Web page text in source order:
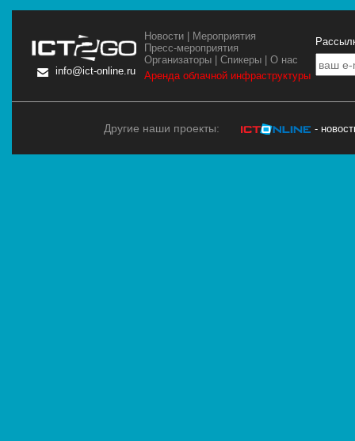
info@ict-online.ru
Новости
Мероприятия
Пресс-мероприятия
Организаторы |Спикеры |О нас
Аренда облачной инфраструктуры
Другие наши проекты: -